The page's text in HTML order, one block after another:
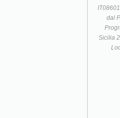
dal
Sicilia